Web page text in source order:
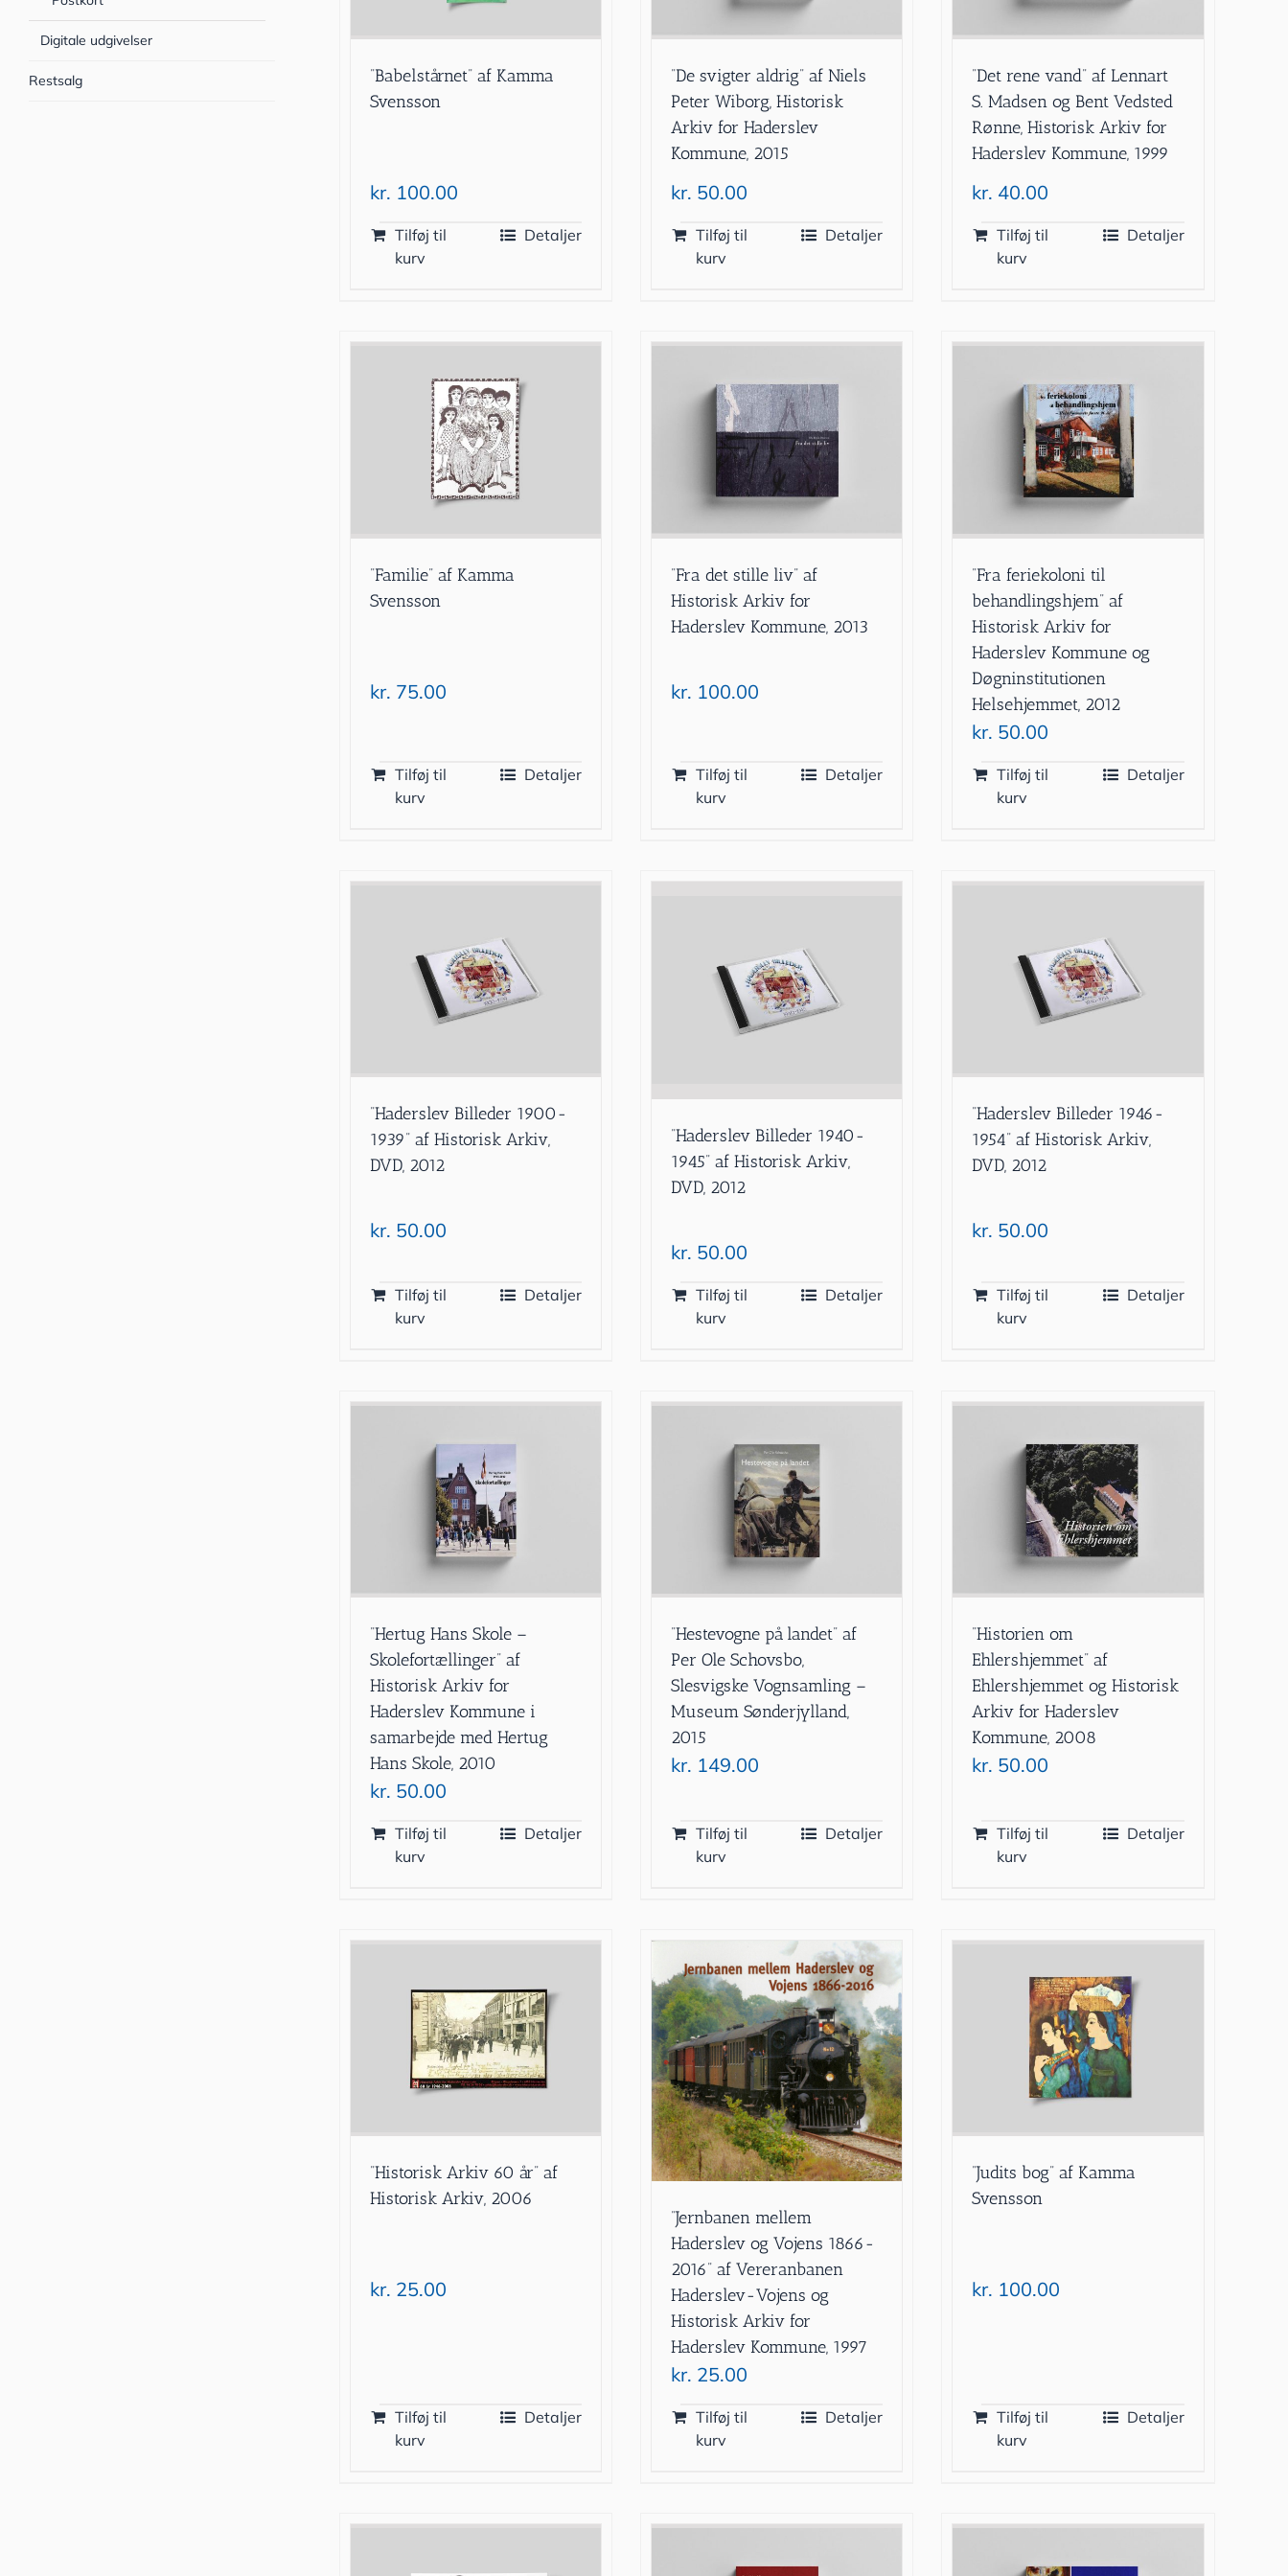
”Babelstårnet” af Kamma
Svensson
kr. 100.00
Tilføj til
kurv
Detaljer
”De svigter aldrig” af Niels
Peter Wiborg, Historisk
Arkiv for Haderslev
Kommune, 2015
kr. 50.00
Tilføj til
kurv
Detaljer
”Det rene vand” af Lennart
S. Madsen og Bent Vedsted
Rønne, Historisk Arkiv for
Haderslev Kommune, 1999
kr. 40.00
Tilføj til
kurv
Detaljer
”Familie” af Kamma
Svensson
kr. 75.00
Tilføj til
kurv
Detaljer
”Fra det stille liv” af
Historisk Arkiv for
Haderslev Kommune, 2013
kr. 100.00
Tilføj til
kurv
Detaljer
”Fra feriekoloni til
behandlingshjem” af
Historisk Arkiv for
Haderslev Kommune og
Døgninstitutionen
Helsehjemmet, 2012
kr. 50.00
Tilføj til
kurv
Detaljer
”Haderslev Billeder 1900-
1939” af Historisk Arkiv,
DVD, 2012
kr. 50.00
Tilføj til
kurv
Detaljer
”Haderslev Billeder 1940-
1945” af Historisk Arkiv,
DVD, 2012
kr. 50.00
Tilføj til
kurv
Detaljer
”Haderslev Billeder 1946-
1954” af Historisk Arkiv,
DVD, 2012
kr. 50.00
Tilføj til
kurv
Detaljer
”Hertug Hans Skole –
Skolefortællinger” af
Historisk Arkiv for
Haderslev Kommune i
samarbejde med Hertug
Hans Skole, 2010
kr. 50.00
Tilføj til
kurv
Detaljer
”Hestevogne på landet” af
Per Ole Schovsbo,
Slesvigske Vognsamling –
Museum Sønderjylland,
2015
kr. 149.00
Tilføj til
kurv
Detaljer
”Historien om
Ehlershjemmet” af
Ehlershjemmet og Historisk
Arkiv for Haderslev
Kommune, 2008
kr. 50.00
Tilføj til
kurv
Detaljer
”Historisk Arkiv 60 år” af
Historisk Arkiv, 2006
kr. 25.00
Tilføj til
kurv
Detaljer
”Jernbanen mellem
Haderslev og Vojens 1866-
2016” af Vereranbanen
Haderslev-Vojens og
Historisk Arkiv for
Haderslev Kommune, 1997
kr. 25.00
Tilføj til
kurv
Detaljer
”Judits bog” af Kamma
Svensson
kr. 100.00
Tilføj til
kurv
Detaljer
Digitale udgivelser
Restsalg